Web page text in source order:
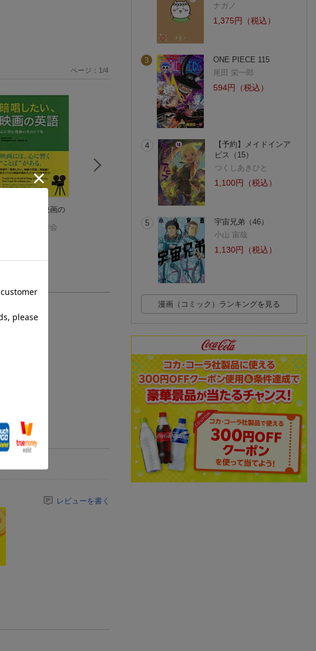
暗唱したい、映画の
映画英語教育学会
っていますか？
細野 不二彦
(1件)
図鑑
福田 健二
ページ： 1/4
レビューを書く
ナガノ
1,375円（税込）
3
ONE PIECE 115
尾田 栄一郎
594円（税込）
4
【予約】メイドインア
ビス（15）
つくしあきひと
1,100円（税込）
5
宇宙兄弟（46）
小山 宙哉
1,130円（税込）
漫画（コミック）ランキングを見る